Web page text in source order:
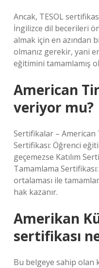
Ancak, TESOL
İngilizce dil becerileri
almak için en azından
olmanız gerekir, yani
eğitimini tamamlamış
American
veriyor mu?
Sertifikalar – American
Sertifikası: Öğrenci
geçemezse Katılım
Tamamlama
ortalaması ile
hak kazanır.
Amerikan
sertifikası
Bu belgeye sahip